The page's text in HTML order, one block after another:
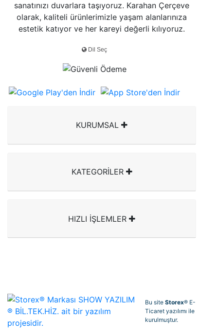
sanatınızı duvarlara taşıyoruz. Karahan Çerçeve
olarak, kaliteli ürünlerimizle yaşam alanlarınıza
estetik katıyor ve her kareyi değerli kılıyoruz.
KURUMSAL
KATEGORİLER
HIZLI İŞLEMLER
Bu siteStorex® E-
Ticaret yazılımı ile
kurulmuştur.